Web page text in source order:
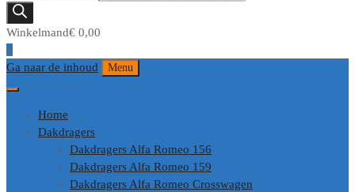
Winkelmand€ 0,00
0
Ga naar de inhoud
Menu
Home
Dakdragers
Dakdragers Alfa Romeo 156
Dakdragers Alfa Romeo 159
Dakdragers Alfa Romeo Crosswagen